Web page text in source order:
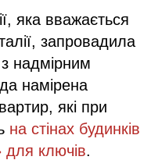
яка вважається
запровадила
надмірним
намірена
які при
на стінах будинків
для ключів.